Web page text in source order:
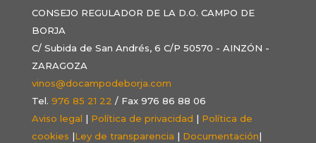
CONSEJO REGULADOR DE LA D.O. CAMPO DE
BORJA
C/ Subida de San Andrés, 6 C/P 50570 - AINZÓN -
ZARAGOZA
vinos@docampodeborja.com
Tel. 976 85 21 22 / Fax 976 86 88 06
Aviso legal | Política de privacidad | Política de
cookies |Ley de transparencia | Documentación|